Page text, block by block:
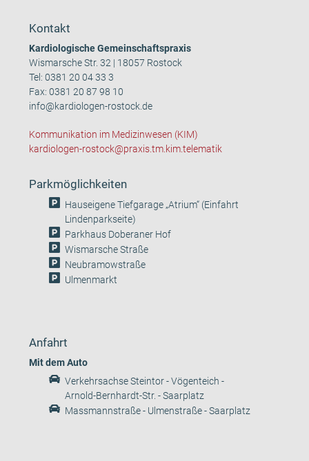
Kontakt
Kardiologische Gemeinschaftspraxis
Wismarsche Str. 32 | 18057 Rostock
Tel:0381 20 04 33 3
Fax: 0381 20 87 98 10
info@kardiologen-rostock.de
Kommunikation im Medizinwesen (KIM)
kardiologen-rostock@praxis.tm.kim.telematik
Parkmöglichkeiten
Hauseigene Tiefgarage „Atrium“ (Einfahrt
Lindenparkseite)
Parkhaus Doberaner Hof
Wismarsche Straße
Neubramowstraße
Ulmenmarkt
Anfahrt
Mit dem Auto
Verkehrsachse Steintor - Vögenteich -
Arnold-Bernhardt-Str. - Saarplatz
Massmannstraße - Ulmenstraße - Saarplatz